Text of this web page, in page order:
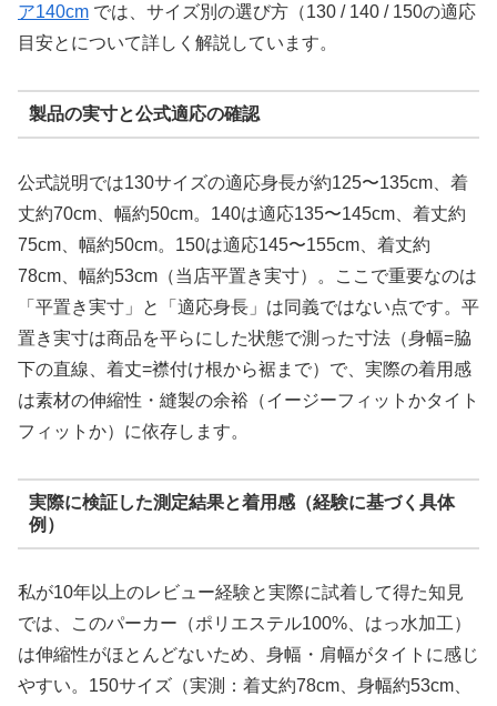
ア140cm では、サイズ別の選び方（130 / 140 / 150の適応
目安とについて詳しく解説しています。
製品の実寸と公式適応の確認
公式説明では130サイズの適応身長が約125〜135cm、着
丈約70cm、幅約50cm。140は適応135〜145cm、着丈約
75cm、幅約50cm。150は適応145〜155cm、着丈約
78cm、幅約53cm（当店平置き実寸）。ここで重要なのは
「平置き実寸」と「適応身長」は同義ではない点です。平
置き実寸は商品を平らにした状態で測った寸法（身幅=脇
下の直線、着丈=襟付け根から裾まで）で、実際の着用感
は素材の伸縮性・縫製の余裕（イージーフィットかタイト
フィットか）に依存します。
実際に検証した測定結果と着用感（経験に基づく具体
例）
私が10年以上のレビュー経験と実際に試着して得た知見
では、このパーカー（ポリエステル100%、はっ水加工）
は伸縮性がほとんどないため、身幅・肩幅がタイトに感じ
やすい。150サイズ（実測：着丈約78cm、身幅約53cm、